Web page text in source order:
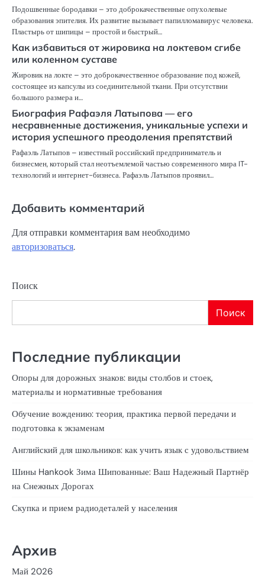
Подошвенные бородавки – это доброкачественные опухолевые
образования эпителия. Их развитие вызывает папилломавирус человека.
Пластырь от шипицы – простой и быстрый…
Как избавиться от жировика на локтевом сгибе
или коленном суставе
Жировик на локте – это доброкачественное образование под кожей,
состоящее из капсулы из соединительной ткани. При отсутствии
большого размера и…
Биография Рафаэля Латыпова — его
несравненные достижения, уникальные успехи и
история успешного преодоления препятствий
Рафаэль Латыпов – известный российский предприниматель и
бизнесмен, который стал неотъемлемой частью современного мира IT-
технологий и интернет-бизнеса. Рафаэль Латыпов проявил…
Добавить комментарий
Для отправки комментария вам необходимо
авторизоваться.
Поиск
Поиск
Последние публикации
Опоры для дорожных знаков: виды столбов и стоек,
материалы и нормативные требования
Обучение вождению: теория, практика первой передачи и
подготовка к экзаменам
Английский для школьников: как учить язык с удовольствием
Шины Hankook Зима Шипованные: Ваш Надежный Партнёр
на Снежных Дорогах
Скупка и прием радиодеталей у населения
Архив
Май 2026